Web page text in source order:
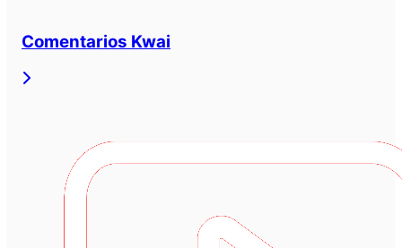
Comentarios Kwai